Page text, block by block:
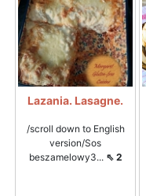
Lazania. Lasagne.
/scroll down to English
version/Sos
beszamelowy3... ⇖ 2